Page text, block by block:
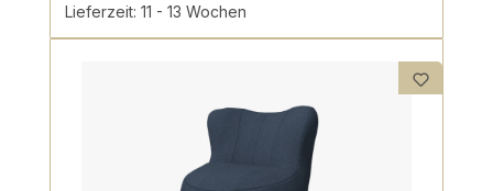
Lieferzeit: 11 - 13 Wochen